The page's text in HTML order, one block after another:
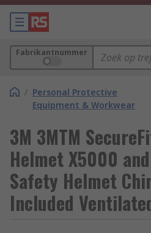
Fabrikantnummer
/ Personal Protective
Equipment & Workwear
3M 3MTM
Helmet X5000
Safety Helmet
Included